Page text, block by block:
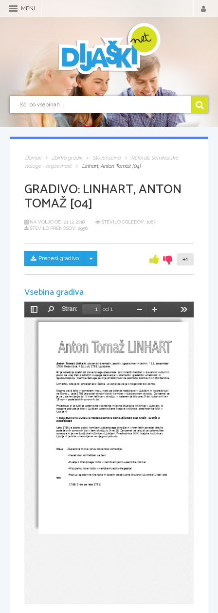
MENI
Domov Zbirka gradiv Slovenščina
Referati, seminarske
naloge - književnost
Linhart, Anton Tomaž [04]
GRADIVO:LINHART, ANTON
TOMAŽ [04]
NA VOLJO OD: 21.12.2018
ŠTEVILO OGLEDOV: 1067
ŠTEVILO PRENOSOV: 2956
Prenesi gradivo Skrij/prikaži meni +1
Vsebina gradiva
Preklopi
stransko
Stran:
od 1
Pomanjšaj
Anton Tomaž Linhart, slovenski dramatik, pesnik, zgodovinar in šolnik, * 11. december
1756, Radovljica, † 14. julij 1795, Ljubljana.
Bil je osrednja osebnost slovenskega preporoda, prvi izraziti meščan v slovenski kulturi in
pionir na vsaj treh področjih svojega delovanja: v dramatiki, gledališki umetnosti in
zgodovinopisju, izjemne zasluge pa si je pridobil tudi na področju šolstva in knjižničarstva.
Linhartov oče je bil priseljenec s Češke, ukvarjal pa se je z nogavičarsko obrtjo.
Najprej se je šolal v domačem kraju, nato pa šolanje nadaljeval v Ljubljani in kasneje tudi
na Dunaju. Leta 1786 je postal okrožni šolski komisar v ljubljanskem okrožju. Zavzemal se
je za ustanavljanje šol. V treh letih je v okrožju, v katerem je bilo prej 9 šol, ustanovil kar
18 novih podeželskih osnovnih šol.
Prizadeval si je tudi za ustanovitev osrednje in javne študijske knjižnice v Ljubljani. Iz
njegove pobude je bila v Ljubljani ustanovljena licejska knjižnica, predhodnica NUK v
Ljubljani.
V času študija na Dunaju je nastala pesniška zbirka Blumen aus Krain- Cvetje s
Kranjskega
Leta 1786 je postal šolski komisar ljubljanskega okrožja in v treh letih povečal število
podeželskih osnovnih šol v tem okrožju iz 9 na 18. Zavzemal se je tudi za ustanovitev
osrednje in javne študijske knjižnice v Ljubljani. Predhodnica NUK, licejska knjižnica v
Ljubljani, je bila ustanovljena na njegovo pobudo.
DELA:    -Županova Micka (prva slovenska komedija)
               -Veseli dan ali Matiček se ženi
               -Cvetje s Kranjskega (izšlo v nemškem jeziku-pesniška zbirka)
               -Miss Jenny love (izšlo v nemškem jeziku-tragedija)
               -Poskus zgodovine Kranjske in ostalih dežel južne Slovanov Avstrije (1-del izšel
leta
                1788; 2-del pa leta 1791)